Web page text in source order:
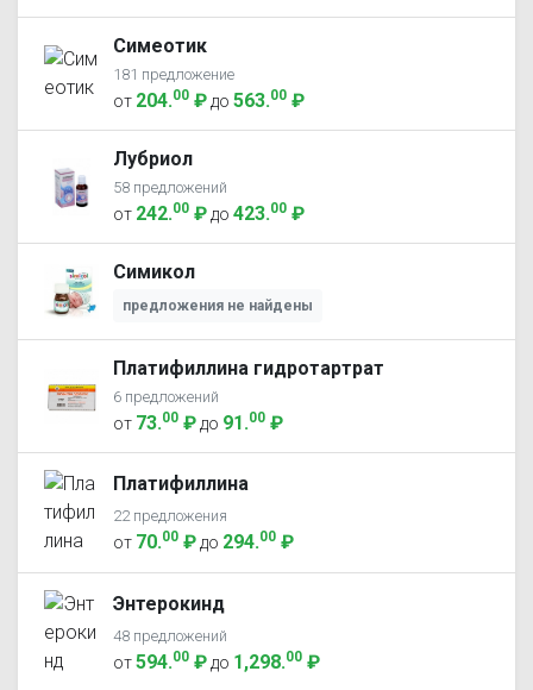
Симеотик
181 предложение
от 204.00 ₽ до 563.00 ₽
Лубриол
58 предложений
от 242.00 ₽ до 423.00 ₽
Симикол
предложения не найдены
Платифиллина гидротартрат
6 предложений
от 73.00 ₽ до 91.00 ₽
Платифиллина
22 предложения
от 70.00 ₽ до 294.00 ₽
Энтерокинд
48 предложений
от594.00 ₽ до 1,298.00 ₽